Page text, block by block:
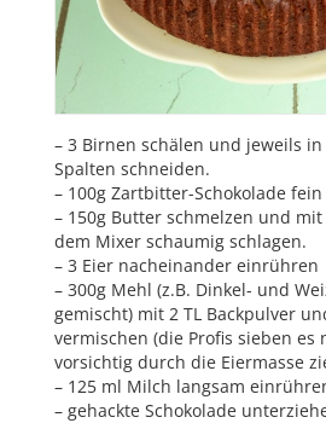
– 3 Birnen schälen und jeweils
Spalten schneiden.
– 100g Zartbitter-Schokolade fein
– 150g Butter schmelzen und
dem Mixer schaumig schlagen.
– 3 Eier nacheinander einrühren
– 300g Mehl (z.B. Dinkel- und
gemischt) mit 2 TL Backpulver
vermischen (die Profis sieben es
vorsichtig durch die Eiermasse
– 125 ml Milch langsam
– gehackte Schokolade